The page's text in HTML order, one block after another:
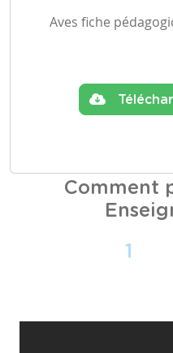
Aves fiche
Comment
1